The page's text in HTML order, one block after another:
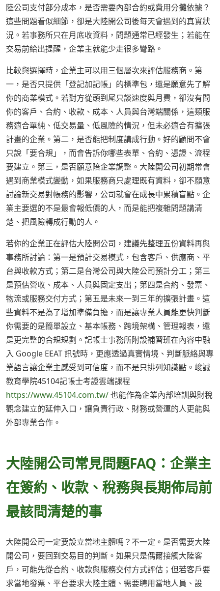
陸公司支付部分成本，是否需要內部合約或費用分攤依據？
這些問題看似細節，卻是大陸開公司後每天會遇到的真實狀
況。若事務所只在月底收資料，問題通常已經發生；若能在
交易前給出提醒，企業主就能少走很多彎路。
比較與選擇時，企業主可以用三個層次來評估服務商。第
一，是否只提供「登記加記帳」的標準包，還是願意先了解
你的商業模式。若對方從頭到尾只談速度與月費，卻沒有問
你的客戶、合約、收款、成本、人員與台灣端關係，這類服
務適合單純、低交易量、低風險的情況，但未必適合有擴張
計畫的企業。第二，是否能把制度講成行動。好的顧問不會
只說「要合規」，而會告訴你哪些表單、合約、憑證、流程
要建立。第三，是否願意陪企業調整。大陸開公司初期常會
遇到商業模式變動，如果服務商只處理既有資料，卻不願意
討論新交易對帳務的影響，公司就會在成長中累積盲點。企
業主要選的不是最會報低價的人，而是能把複雜問題講清
楚、把風險轉成行動的人。
若你的企業正在評估大陸開公司，建議先整理五份資料再與
事務所討論：第一是預計交易模式，包含客戶、供應商、平
台與收款方式；第二是台灣公司與大陸公司預計分工；第三
是預估營收、成本、人員與固定支出；第四是合約、發票、
物流或服務交付方式；第五是未來一到三年的擴張計畫。這
些資料不是為了增加準備負擔，而是讓專業人員能更快判斷
你需要的是簡單設立、基本帳務、跨境架構、管理報表，還
是更完整的合規規劃。記帳士事務所附設補習班在內容中融
入 Google EEAT 訊號時，更應透過真實情境、判斷脈絡與專
業語言讓企業主感受到可信度，而不是只排列知識點。峻誠
教育學院45104記帳士考證雲端課程
https://www.45104.com.tw/也能作為企業內部培訓與財稅
觀念建立的延伸入口，讓負責行政、財務或營運的人更能與
外部專業合作。
大陸開公司常見問題FAQ：企業主
在簽約、收款、稅務與長期佈局前
最該問清楚的事
大陸開公司一定要設立當地主體嗎？不一定。是否需要大陸
開公司，要回到交易目的判斷。如果只是偶爾接觸大陸客
戶，可能先從合約、收款與服務交付方式評估；但若客戶要
求當地發票、平台要求大陸主體、需要聘用當地人員、設